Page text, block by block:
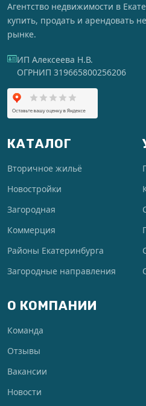
Агентство недвижимости в
купить, продать и арендовать
рынке.
ИП Алексеева Н.В.
ОГРНИП 319665800256206
КАТАЛОГ
Вторичное жильё
Новостройки
Загородная
Коммерция
Районы Екатеринбурга
Загородные направления
О КОМПАНИИ
Команда
Отзывы
Вакансии
Новости